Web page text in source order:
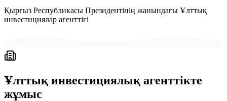
Қырғыз Республикасы Президентінің жанындағы Ұлттық
инвестициялар агенттігі
Ұлттық инвестициялық агенттікте
жұмыс